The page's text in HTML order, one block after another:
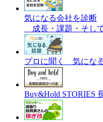
気になる会社を診断
成長・課題・そし
プロに聞く 気にな
Buy&Hold STORIES